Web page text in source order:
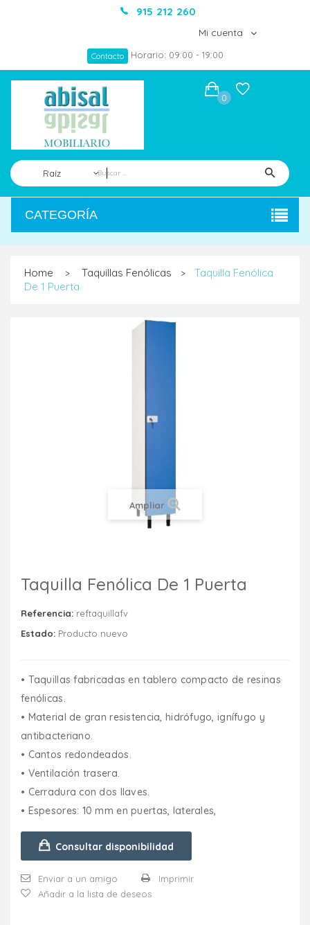
915 212 260
Mi cuenta
Contacto Horario: 09:00 - 19:00
Raíz
0
CATEGORÍA
Home > Taquillas Fenólicas >
Taquilla Fenólica
De 1 Puerta
Ampliar
Taquilla Fenólica De 1 Puerta
Referencia: reftaquillafv
Estado: Producto nuevo
• Taquillas fabricadas en tablero compacto de resinas
fenólicas.
• Material de gran resistencia, hidrófugo, ignífugo y
antibacteriano.
• Cantos redondeados.
• Ventilación trasera.
• Cerradura con dos llaves.
• Espesores: 10 mm en puertas, laterales,
Consultar disponibilidad
Enviar a un amigo
Imprimir
Añadir a la lista de deseos